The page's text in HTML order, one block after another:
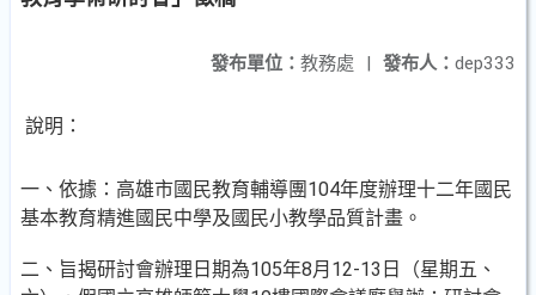
發布人： dep333
發布單位： 教務處 |
說明：
一、依據：高雄市國民教育輔導團104年度辦理十二年國民
基本教育精進國民中學及國民小教學品質計畫。
二、旨揭研討會辦理日期為105年8月12-13日（星期五、